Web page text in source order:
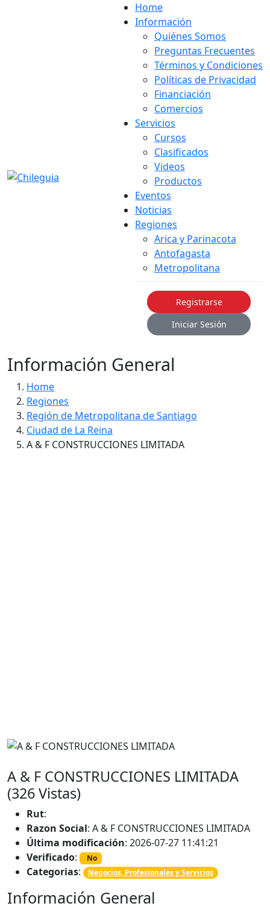
Home
Información
Quiénes Somos
Preguntas Frecuentes
Términos y Condiciones
Políticas de Privacidad
Financiación
Comercios
Servicios
Cursos
Clasificados
Videos
Productos
Eventos
Noticias
Regiones
Arica y Parinacota
Antofagasta
Metropolitana
Registrarse
Iniciar Sesión
Información General
Home
Regiones
Región de Metropolitana de Santiago
Ciudad de La Reina
A & F CONSTRUCCIONES LIMITADA
A & F CONSTRUCCIONES LIMITADA
(326 Vistas)
Rut:
Razon Social: A & F CONSTRUCCIONES LIMITADA
Última modificación: 2026-07-27 11:41:21
Verificado: No
Categorias: Negocios, Profesionales y Servicios
Información General